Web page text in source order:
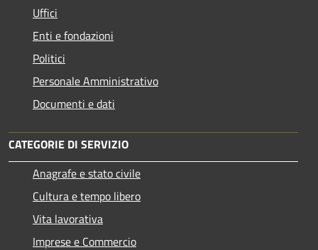
Uffici
Enti e fondazioni
Politici
Personale Amministrativo
Documenti e dati
CATEGORIE DI SERVIZIO
Anagrafe e stato civile
Cultura e tempo libero
Vita lavorativa
Imprese e Commercio